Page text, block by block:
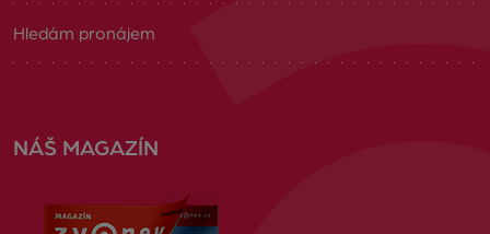
Hledám pronájem
NÁŠ MAGAZÍN